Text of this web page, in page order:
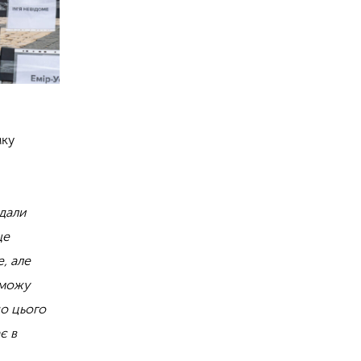
але
цього
в